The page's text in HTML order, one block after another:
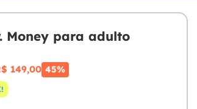
Money para adulto
149,00 45%